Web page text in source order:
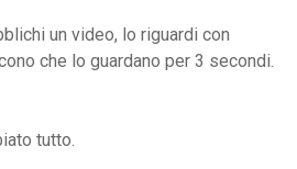
un video, lo riguardi con
che lo guardano per 3 secondi.
tutto.